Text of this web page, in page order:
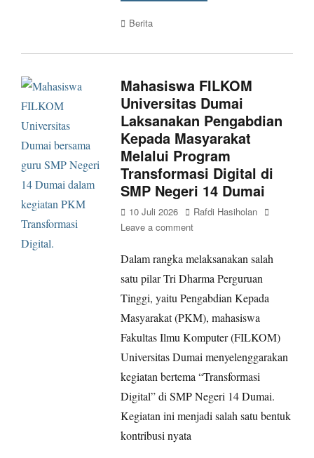
Categories
Berita
Mahasiswa FILKOM
Universitas Dumai
Laksanakan Pengabdian
Kepada Masyarakat
Melalui Program
Transformasi Digital di
SMP Negeri 14 Dumai
Posted
on
10 Juli 2026 Author
Rafdi Hasiholan
Leave a comment
Dalam rangka melaksanakan salah
satu pilar Tri Dharma Perguruan
Tinggi, yaitu Pengabdian Kepada
Masyarakat (PKM), mahasiswa
Fakultas Ilmu Komputer (FILKOM)
Universitas Dumai menyelenggarakan
kegiatan bertema “Transformasi
Digital” di SMP Negeri 14 Dumai.
Kegiatan ini menjadi salah satu bentuk
kontribusi nyata